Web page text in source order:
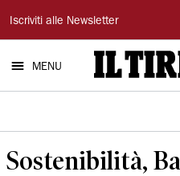
Il
Tirreno
Iscriviti alle Newsletter
MENU
Sostenibilità,